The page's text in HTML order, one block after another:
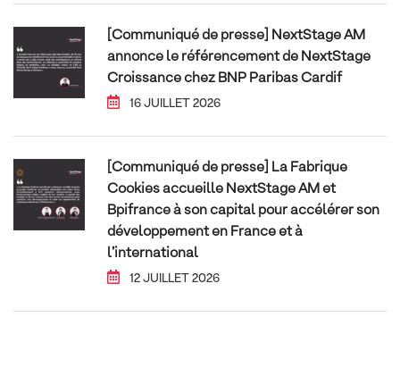
[Communiqué de presse] NextStage AM
annonce le référencement de NextStage
Croissance chez BNP Paribas Cardif
16 JUILLET 2026
[Communiqué de presse] La Fabrique
Cookies accueille NextStage AM et
Bpifrance à son capital pour accélérer son
développement en France et à
l’international
12 JUILLET 2026